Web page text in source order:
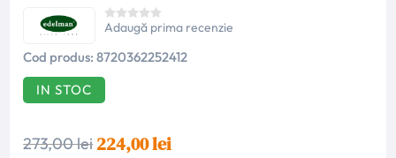
Adaugă prima recenzie
Cod produs: 8720362252412
IN STOC
273,00 lei 224,00 lei